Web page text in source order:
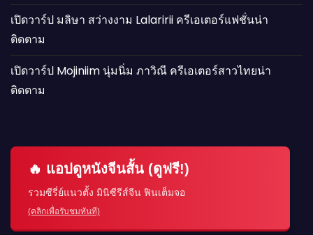
เปิดวาร์ป มลิษา สว่างงาม Lalaririi ครีเอเตอร์แฟชั่นน่า
ติดตาม
เปิดวาร์ป Mojiniim นุ่มนิ่ม ภาวิณี ครีเอเตอร์สาวไทยน่า
ติดตาม
🔥 แอปดูหนังจีนสั้น (ดูฟรี!)
รวมซีรี่ย์แนวตั้ง มินิซีรีส์จีน ฟินเต็มจอ
(คลิกเพื่อรับชมทันที)